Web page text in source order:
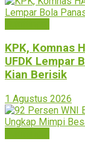
KPK, Komnas
UFDK Lempar
Kian Berisik
1 Agustus 2026